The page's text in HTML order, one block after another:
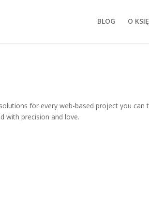
BLOG O
for every web-based project you
with precision and love.